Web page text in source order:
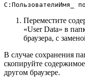
C:ПользователиИмя_
Переместите
«User Data» в
браузера, с
В случае сохранения
скопируйте
другом браузере.